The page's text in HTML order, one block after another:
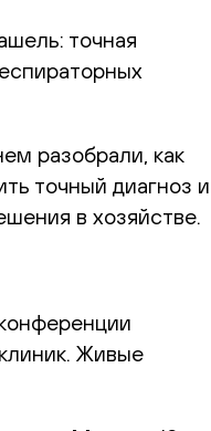
точная
разобрали, как
точный диагноз и
в хозяйстве.
Живые